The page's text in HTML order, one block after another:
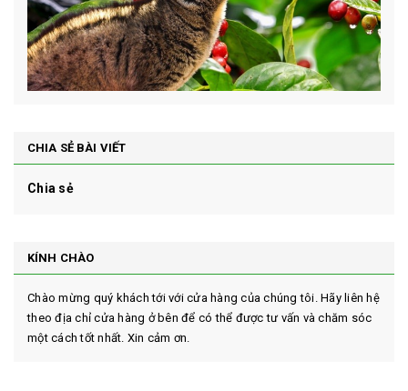
CHIA SẺ BÀI VIẾT
Chia sẻ
KÍNH CHÀO
Chào mừng quý khách tới với cửa hàng của chúng tôi. Hãy liên hệ
theo địa chỉ cửa hàng ở bên để có thể được tư vấn và chăm sóc
một cách tốt nhất. Xin cảm ơn.